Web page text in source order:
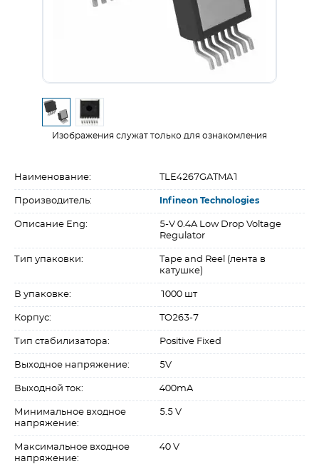
Изображения служат только для ознакомления
Наименование: TLE4267GATMA1
Производитель: Infineon Technologies
Описание Eng:
5-V 0.4A Low Drop Voltage
Regulator
Тип упаковки:
Tape and Reel (лента в
катушке)
В упаковке: 1000 шт
Корпус: TO263-7
Тип стабилизатора: Positive Fixed
Выходное напряжение: 5V
Выходной ток: 400mA
Минимальное входное
напряжение:
5.5 V
Максимальное входное
напряжение:
40 V